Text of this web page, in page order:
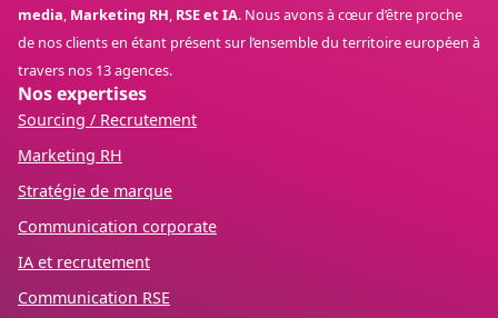
media, Marketing RH, RSE et IA. Nous avons à cœur d’être proche
de nos clients en étant présent sur l’ensemble du territoire européen à
travers nos 13 agences.
Nos expertises
Sourcing / Recrutement
Marketing RH
Stratégie de marque
Communication corporate
IA et recrutement
Communication RSE